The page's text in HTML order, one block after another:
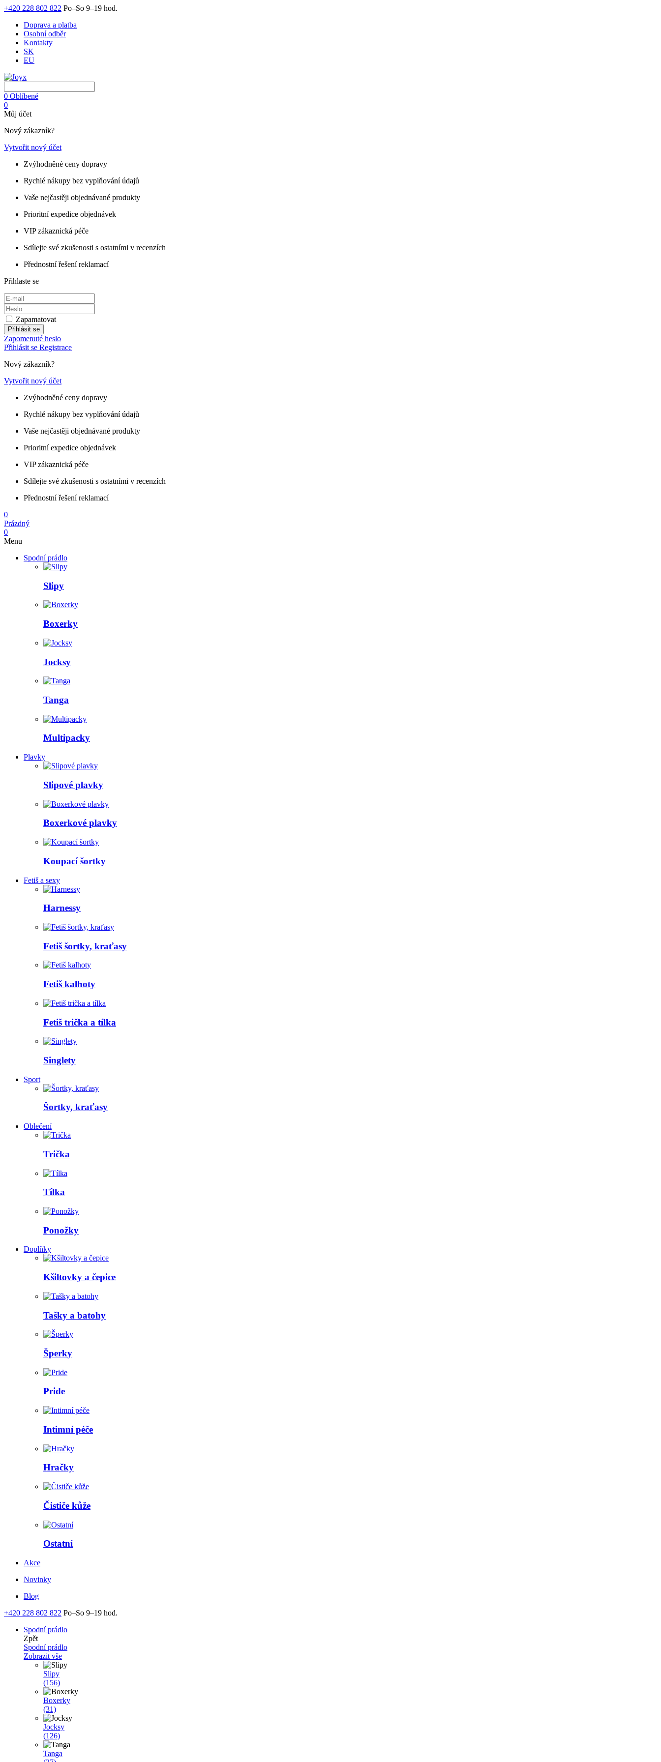
+420 228 802 822 Po–So 9–19 hod.
Doprava a platba
Osobní odběr
Kontakty
SK
EU
0 Oblíbené
0
Můj účet
Nový zákazník?
Vytvořit nový účet
Zvýhodněné ceny dopravy
Rychlé nákupy bez vyplňování údajů
Vaše nejčastěji objednávané produkty
Prioritní expedice objednávek
VIP zákaznická péče
Sdílejte své zkušenosti s ostatními v recenzích
Přednostní řešení reklamací
Přihlaste se
Zapamatovat
Přihlásit se
Zapomenuté heslo
Přihlásit se Registrace
Nový zákazník?
Vytvořit nový účet
Zvýhodněné ceny dopravy
Rychlé nákupy bez vyplňování údajů
Vaše nejčastěji objednávané produkty
Prioritní expedice objednávek
VIP zákaznická péče
Sdílejte své zkušenosti s ostatními v recenzích
Přednostní řešení reklamací
0
Prázdný
0
Menu
Spodní prádlo
Slipy
Boxerky
Jocksy
Tanga
Multipacky
Plavky
Slipové plavky
Boxerkové plavky
Koupací šortky
Fetiš a sexy
Harnessy
Fetiš šortky, kraťasy
Fetiš kalhoty
Fetiš trička a tílka
Singlety
Sport
Šortky, kraťasy
Oblečení
Trička
Tílka
Ponožky
Doplňky
Kšiltovky a čepice
Tašky a batohy
Šperky
Pride
Intimní péče
Hračky
Čističe kůže
Ostatní
Akce
Novinky
Blog
+420 228 802 822 Po–So 9–19 hod.
Spodní prádlo
Zpět
Spodní prádlo
Zobrazit vše
Slipy
(156)
Boxerky
(31)
Jocksy
(126)
Tanga